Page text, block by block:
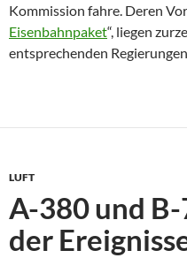
Kommission fahre. Deren
Eisenbahnpaket“, liegen
entsprechenden
LUFT
A-380 und
der